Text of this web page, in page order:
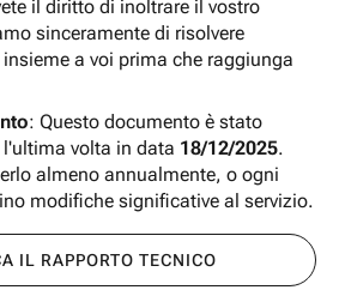
il diritto di inoltrare il vostro
sinceramente di risolvere
a voi prima che raggiunga
: Questo documento è stato
volta in data 18/12/2025.
almeno annualmente, o ogni
modifiche significative al servizio.
IL RAPPORTO TECNICO